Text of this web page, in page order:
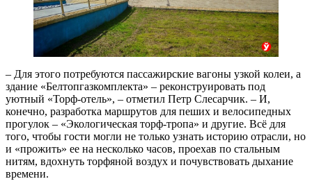
– Для этого потребуются пассажирские вагоны узкой колеи, а
здание «Белтопгазкомплекта» – реконструировать под
уютный «Торф-отель», – отметил Петр Слесарчик. – И,
конечно, разработка маршрутов для пеших и велосипедных
прогулок – «Экологическая торф-тропа» и другие. Всё для
того, чтобы гости могли не только узнать историю отрасли, но
и «прожить» ее на несколько часов, проехав по стальным
нитям, вдохнуть торфяной воздух и почувствовать дыхание
времени.